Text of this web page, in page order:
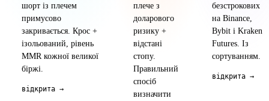
шорт із плечем
примусово
закривається. Крос +
ізольований, рівень
MMR кожної великої
біржі.
відкрита →
плече з
доларового
ризику +
відстані
стопу.
Правильний
спосіб
визначити
безстрокових
на Binance,
Bybit і Kraken
Futures. Із
сортуванням.
відкрита →